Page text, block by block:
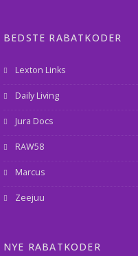
BEDSTE RABATKODER
Lexton Links
Daily Living
Jura Docs
RAW58
Marcus
Zeejuu
NYE RABATKODER